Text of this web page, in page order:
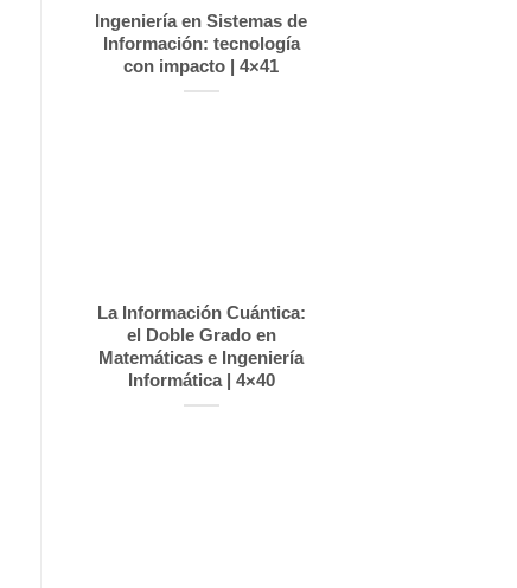
Ingeniería en Sistemas de
Información: tecnología
con impacto | 4×41
La Información Cuántica:
el Doble Grado en
Matemáticas e Ingeniería
Informática | 4×40